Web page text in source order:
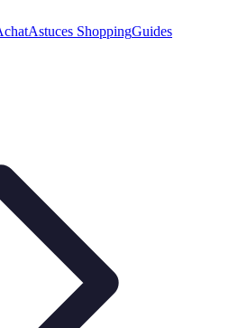
Astuces ShoppingGuides